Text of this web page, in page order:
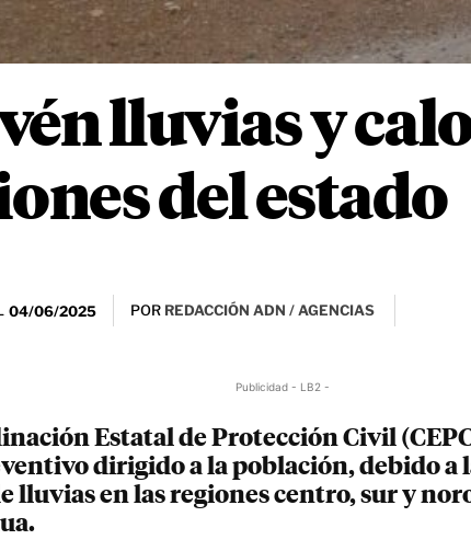
lluvias y
del estado
04/06/2025 POR REDACCIÓN ADN / AGENCIAS
Publicidad - LB2 -
Estatal de Protección Civil
dirigido a la población, debido a
lluvias en las regiones centro, sur y